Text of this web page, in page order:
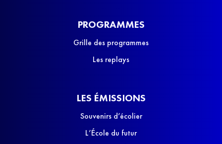
PROGRAMMES
Grille des programmes
Les replays
LES ÉMISSIONS
Souvenirs d’écolier
L’École du futur